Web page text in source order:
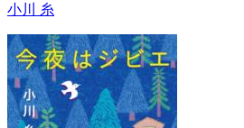
小川 糸